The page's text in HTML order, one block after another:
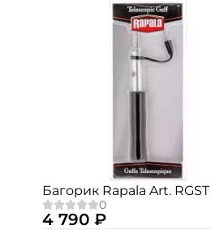
Багорик Rapala Art. RGST
4 790 ₽